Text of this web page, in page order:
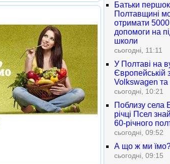
Батьки
Полтавщині
отримати
допомоги на
школи
сьогодні, 11:11
У Полтаві на
Європейській
Volkswagen та
сьогодні, 10:21
Поблизу села
річці Псел
60-річного
сьогодні, 09:52
А що ж ми
сьогодні, 09:15